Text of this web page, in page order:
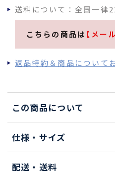
送料について：全国一律
こちらの商品は 【メー
返品特約＆商品について
この商品について
仕様・サイズ
配送・送料